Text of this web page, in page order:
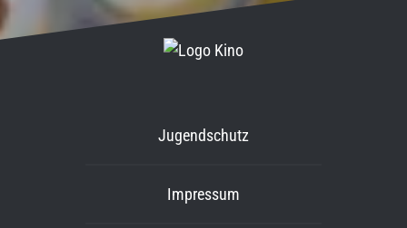
Jugendschutz
Impressum